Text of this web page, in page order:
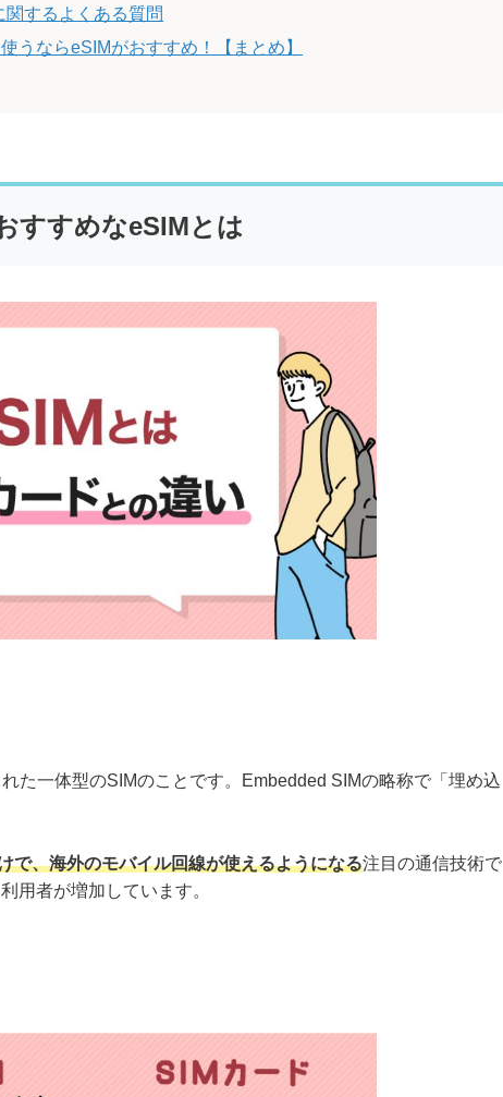
するよくある質問
うならeSIMがおすすめ！【まとめ】
すすめなeSIMとは
た一体型のSIMのことです。Embedded SIMの略称で「埋め込
で、海外のモバイル回線が使えるようになる注目の通信技術で
用者が増加しています。